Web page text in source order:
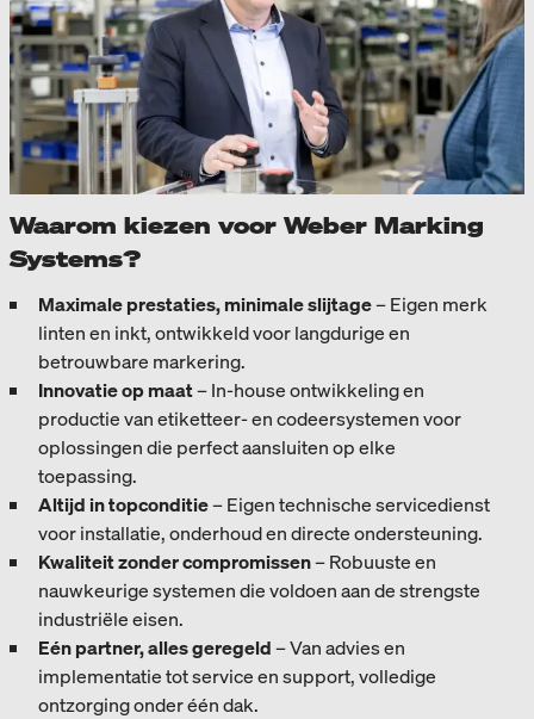
Waarom kiezen voor Weber Marking
Systems?
Maximale prestaties, minimale slijtage– Eigen merk
linten en inkt, ontwikkeld voor langdurige en
betrouwbare markering.
Innovatie op maat– In-house ontwikkeling en
productie van etiketteer- en codeersystemen voor
oplossingen die perfect aansluiten op elke
toepassing.
Altijd in topconditie– Eigen technische servicedienst
voor installatie, onderhoud en directe ondersteuning.
Kwaliteit zonder compromissen– Robuuste en
nauwkeurige systemen die voldoen aan de strengste
industriële eisen.
Eén partner, alles geregeld– Van advies en
implementatie tot service en support, volledige
ontzorging onder één dak.